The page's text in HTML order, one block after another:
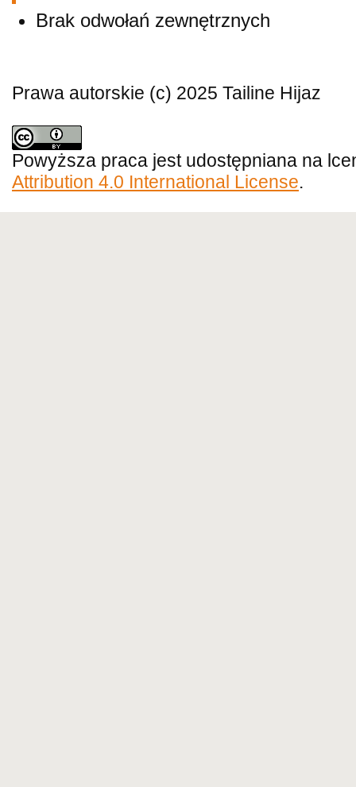
Brak odwołań zewnętrznych
Prawa autorskie (c) 2025 Tailine Hijaz
Powyższa praca jest udostępniana na
Attribution 4.0 International License.